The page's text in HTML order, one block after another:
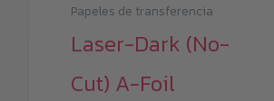
Papeles de transferencia
Laser-Dark (No-
Cut) A-Foil